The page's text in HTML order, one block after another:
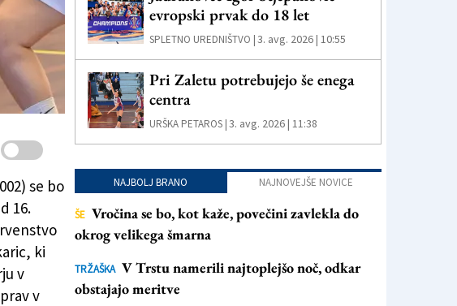
se bo
16.
ki
v
v
evropski prvak do 18 let
SPLETNO UREDNIŠTVO |3. avg. 2026 | 10:55
Pri Zaletu potrebujejo še enega
centra
URŠKA PETAROS |3. avg. 2026 | 11:38
NAJBOLJ BRANO NAJNOVEJŠE NOVICE
ŠE Vročina se bo, kot kaže, povečini zavlekla do
okrog velikega šmarna
TRŽAŠKA V Trstu namerili najtoplejšo noč, odkar
obstajajo meritve